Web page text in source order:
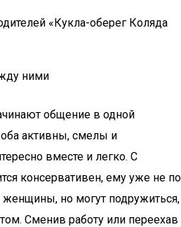
«Кукла-оберег Коляда
ними
общение в одной
активны, смелы и
вместе и легко. С
консервативен, ему уже не по
но могут подружиться,
Сменив работу или переехав